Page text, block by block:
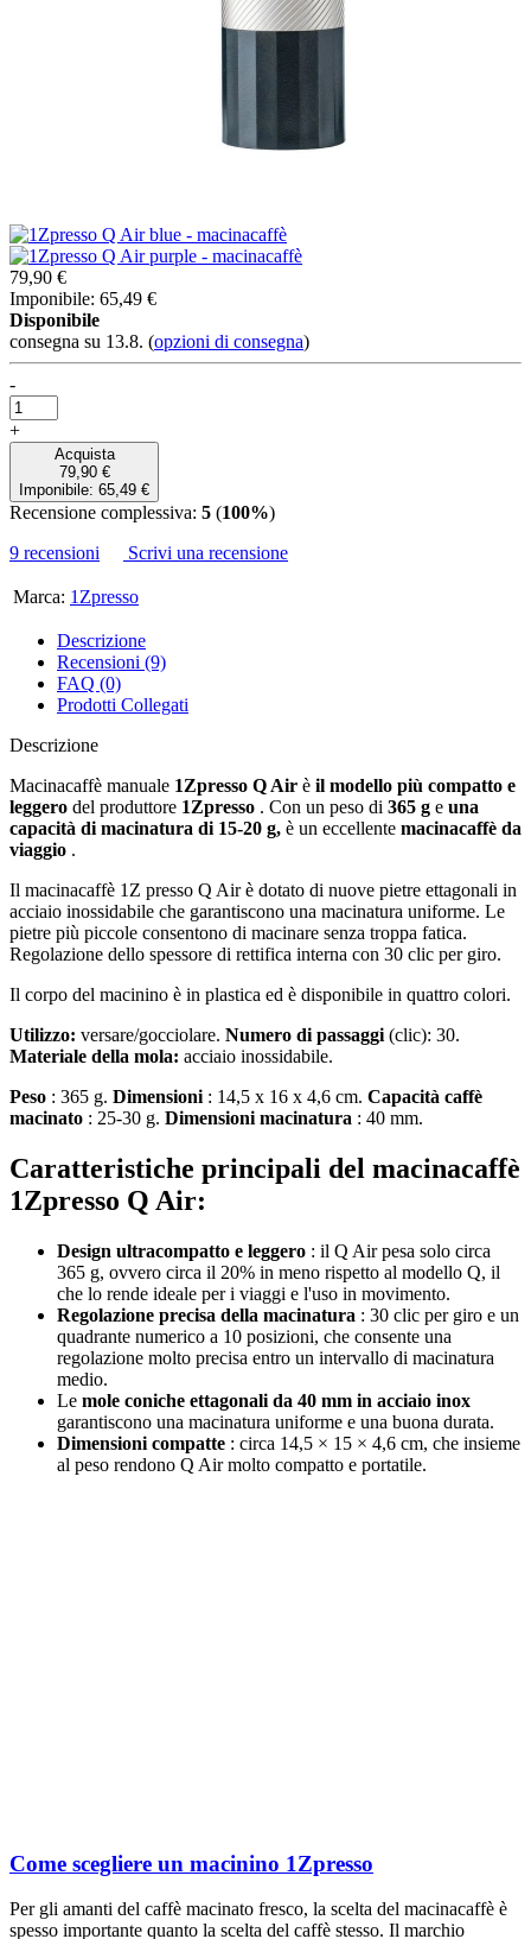
79,90 €
Imponibile: 65,49 €
Disponibile
consegna su 13.8. (opzioni di consegna)
-
+
Acquista
79,90 €
Imponibile: 65,49 €
Recensione complessiva: 5 (100%)
9 recensioni
Scrivi una recensione
Marca: 1Zpresso
Descrizione
Recensioni (9)
FAQ (0)
Prodotti Collegati
Descrizione
Macinacaffè manuale 1Zpresso Q Air è il modello più compatto e
leggero del produttore 1Zpresso . Con un peso di 365 g e una
capacità di macinatura di 15-20 g, è un eccellente macinacaffè da
viaggio .
Il macinacaffè 1Z presso Q Air è dotato di nuove pietre ettagonali in
acciaio inossidabile che garantiscono una macinatura uniforme. Le
pietre più piccole consentono di macinare senza troppa fatica.
Regolazione dello spessore di rettifica interna con 30 clic per giro.
Il corpo del macinino è in plastica ed è disponibile in quattro colori.
Utilizzo: versare/gocciolare. Numero di passaggi (clic): 30.
Materiale della mola: acciaio inossidabile.
Peso : 365 g. Dimensioni : 14,5 x 16 x 4,6 cm. Capacità caffè
macinato : 25-30 g. Dimensioni macinatura : 40 mm.
Caratteristiche principali del macinacaffè
1Zpresso Q Air:
Design ultracompatto e leggero : il Q Air pesa solo circa
365 g, ovvero circa il 20% in meno rispetto al modello Q, il
che lo rende ideale per i viaggi e l'uso in movimento.
Regolazione precisa della macinatura : 30 clic per giro e un
quadrante numerico a 10 posizioni, che consente una
regolazione molto precisa entro un intervallo di macinatura
medio.
Le mole coniche ettagonali da 40 mm in acciaio inox
garantiscono una macinatura uniforme e una buona durata.
Dimensioni compatte : circa 14,5 × 15 × 4,6 cm, che insieme
al peso rendono Q Air molto compatto e portatile.
Come scegliere un macinino 1Zpresso
Per gli amanti del caffè macinato fresco, la scelta del macinacaffè è
spesso importante quanto la scelta del caffè stesso. Il marchio